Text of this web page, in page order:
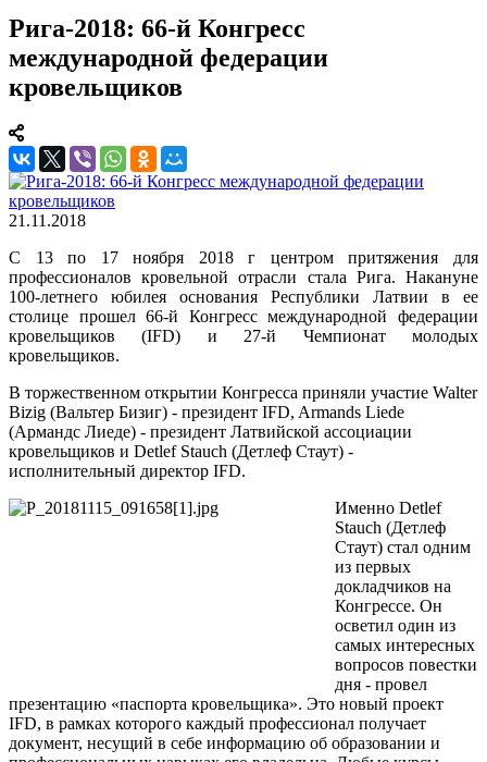
Рига-2018: 66-й Конгресс
международной федерации
кровельщиков
21.11.2018
С 13 по 17 ноября 2018 г центром притяжения для
профессионалов кровельной отрасли стала Рига. Накануне
100-летнего юбилея основания Республики Латвии в ее
столице прошел 66-й Конгресс международной федерации
кровельщиков (IFD) и 27-й Чемпионат молодых
кровельщиков.
В торжественном открытии Конгресса приняли участие Walter
Bizig (Вальтер Бизиг) - президент IFD, Armands Liede
(Армандс Лиеде) - президент Латвийской ассоциации
кровельщиков и Detlef Stauch (Детлеф Стаут) -
исполнительный директор IFD.
Именно Detlef
Stauch (Детлеф
Стаут) стал одним
из первых
докладчиков на
Конгрессе. Он
осветил один из
самых интересных
вопросов повестки
дня - провел
презентацию «паспорта кровельщика». Это новый проект
IFD, в рамках которого каждый профессионал получает
документ, несущий в себе информацию об образовании и